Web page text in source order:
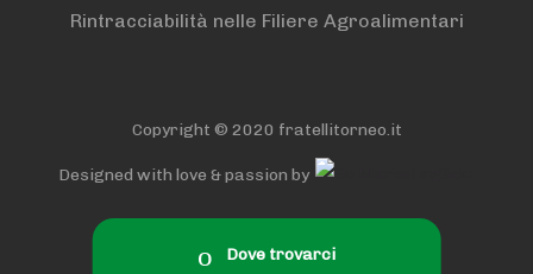
Rintracciabilità nelle Filiere Agroalimentari
Copyright © 2020 fratellitorneo.it
Dove trovarci
Designed with love & passion by